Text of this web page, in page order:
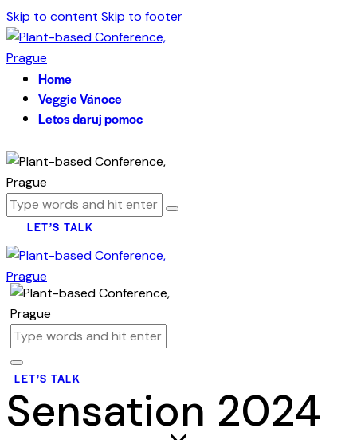
Skip to content Skip to footer
Home
Veggie Vánoce
Letos daruj pomoc
LET’S TALK
LET’S TALK
Sensation 2024